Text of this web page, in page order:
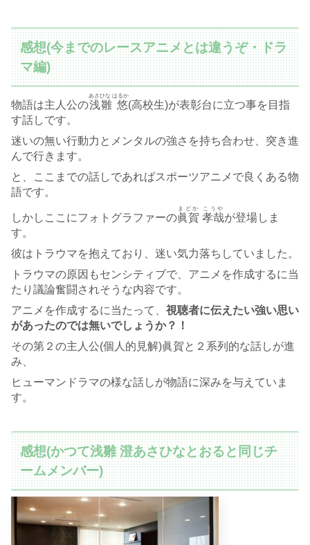
感想(今までのレースアニメとは違うぞ・ドラ
マ編)
物語は主人公の浅雛 悠
あさひな はるか
(高校生)が表彰台に立つ事を目指
す話しです。
迷いの無い行動力とメンタルの強さを持ち合わせ、突き進
んで行きます。
と、ここまでの話しであればスポーツアニメで良くある物
語です。
しかしここにフォトグラファーの眞賀 孝哉
まどか こうや
が登場しま
す。
彼はトラウマを抱えており、迷い気力落ちしていました。
トラウマの原因もセンシティブで、アニメを作成するに当
たり議論奮闘されそうな内容です。
アニメを作成するに当たって、 視聴者に伝えたい強い思い
があったのでは無いでしょうか？！
その第２の主人公(個人的見解)眞賀と２系列的な話しが進
み、
ヒューマンドラマの様な話しが物語に深みを与えていま
す。
感想(かつて浅雛 澄あさひなとおると同じチ
ームメンバー)